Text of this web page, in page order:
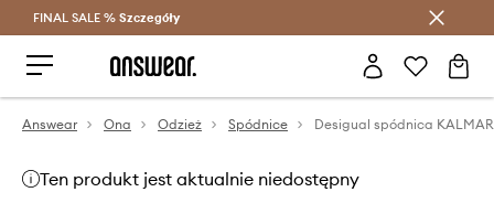
Oszczędzaj z Answear Club >
FINAL SALE % Szczegóły
Answear Ona Odzież Spódnice Desigual spódnica KALMAR
Ten produkt jest aktualnie niedostępny